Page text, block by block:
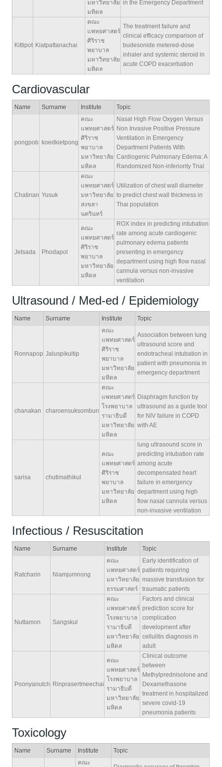
มหาวิทยาลัย
มหิดล
in the Emergency Department
Kittipot Kiatpattanachai
คณะ
แพทยศาสตร์
ศิริราช
พยาบาล
มหาวิทยาลัย
มหิดล
The treatment failure and
clinical efficacy comparison of
budesonide metered-dose
inhaler and systemic steroid in
acute COPD exacerbation
Cardiovascular
Name Surname Institute Topic
pongpob koedkietpong
คณะ
แพทยศาสตร์
ศิริราช
พยาบาล
มหาวิทยาลัย
มหิดล
Nasal High Flow Oxygen Versus
Non Invasive Positive Pressure
Ventilation in Emergency
Department Patients With
Cardiogenic Pulmonary Edema: A
Randomized Non-inferiority Trial
Chatinan Yusuk
คณะ
แพทยศาสตร์
มหาวิทยาลัย
สงขลา
นครินทร์
Utilization of chest wall diameter
to predict chest wall thickness in
Thai population
Jetsada Phodapol
คณะ
แพทยศาสตร์
ศิริราช
พยาบาล
มหาวิทยาลัย
มหิดล
ROX index in predicting intubation
rate among acute cardiogenic
pulmonary edema patients
presenting in emergency
department using high flow nasal
cannula versus non-invasive
ventilation
Ultrasound / Med-ed / Epidemiology
Name Surname Institute Topic
Ronnapop Jaluspikultip
คณะ
แพทยศาสตร์
ศิริราช
พยาบาล
มหาวิทยาลัย
มหิดล
Association between lung
ultrasound score and
endotracheal intubation in
patient with pneumonia in
emergency department
chanakan charoensuksombun
คณะ
แพทยศาสตร์
โรงพยาบาล
รามาธิบดี
มหาวิทยาลัย
มหิดล
Diaphragm function by
ultrasound as a guide tool
for NIV failure in COPD
with AE
sarisa chutimathikul
คณะ
แพทยศาสตร์
ศิริราช
พยาบาล
มหาวิทยาลัย
มหิดล
lung ultrasound score in
predicting intubation rate
among acute
decompensated heart
failure in emergency
department using high
flow nasal cannula versus
non-invasive ventilation
Infectious / Resuscitation
Name Surname Institute Topic
Ratcharin Niamjumnong
คณะ
แพทยศาสตร์
มหาวิทยาลัย
ธรรมศาสตร์
Early identification of
patients requiring
massive transfusion for
traumatic patients
Nuttamon Sangskul
คณะ
แพทยศาสตร์
โรงพยาบาล
รามาธิบดี
มหาวิทยาลัย
มหิดล
Factors and clinical
prediction score for
complication
development after
cellulitis diagnosis in
adult
Poonyanutch Rinprasertmeechai
คณะ
แพทยศาสตร์
โรงพยาบาล
รามาธิบดี
มหาวิทยาลัย
มหิดล
Clinical outcome
between
Methylprednisolone and
Dexamethasone
treatment in hospitalized
severe covid-19
pneumonia patients
Toxicology
Name Surname Institute Topic
คณะ